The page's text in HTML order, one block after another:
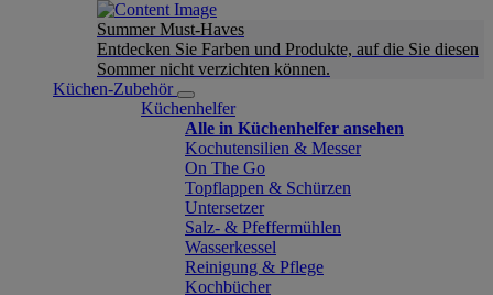
Summer Must-Haves
Entdecken Sie Farben und Produkte, auf die Sie diesen
Sommer nicht verzichten können.
Küchen-Zubehör
Küchenhelfer
Alle in Küchenhelfer ansehen
Kochutensilien & Messer
On The Go
Topflappen & Schürzen
Untersetzer
Salz- & Pfeffermühlen
Wasserkessel
Reinigung & Pflege
Kochbücher